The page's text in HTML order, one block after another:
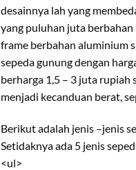
desainnya lah yang
yang puluhan juta berbahan
frame berbahan aluminium
sepeda gunung dengan
berharga 1,5 – 3 juta rupiah
menjadi kecanduan berat,
Berikut adalah jenis –jenis
Setidaknya ada 5 jenis
<ul>